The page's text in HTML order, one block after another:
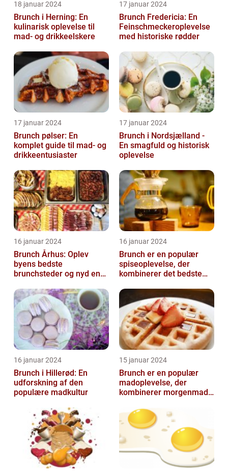
18 januar 2024
Brunch i Herning: En
kulinarisk oplevelse til
mad- og drikkeelskere
17 januar 2024
Brunch Fredericia: En
Feinschmeckeroplevelse
med historiske rødder
17 januar 2024
Brunch pølser: En
komplet guide til mad- og
drikkeentusiaster
17 januar 2024
Brunch i Nordsjælland -
En smagfuld og historisk
oplevelse
16 januar 2024
Brunch Århus: Oplev
byens bedste
brunchsteder og nyd en
madoplevelse
16 januar 2024
Brunch er en populær
spiseoplevelse, der
kombinerer det bedste
frokost
16 januar 2024
Brunch i Hillerød: En
udforskning af den
populære madkultur
15 januar 2024
Brunch er en populær
madoplevelse, der
kombinerer morgenmad
afslappet og hygg...